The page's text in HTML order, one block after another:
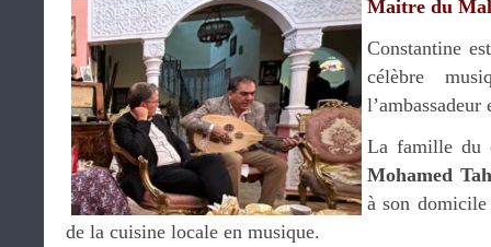
Maitre du
Constantine
célèbre
La famille du
Mohamed
à son
de la cuisine locale en musique.